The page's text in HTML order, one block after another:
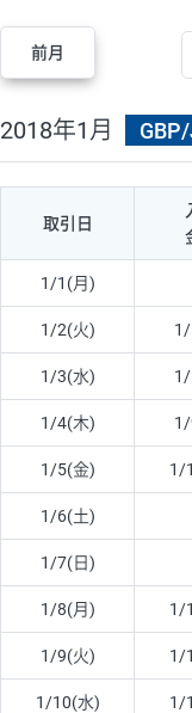
前月
2018年1月
取引日
1/1(月)
1/2(火)
1/3(水)
1/4(木)
1/5(金) 1/
1/6(土)
1/7(日)
1/8(月) 1/
1/9(火) 1/
1/10(水) 1/